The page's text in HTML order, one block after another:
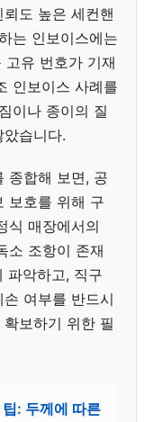
도 높은 세컨핸
는 인보이스에는
유 번호가 기재
인보이스 사례를
이나 종이의 질
습니다.
종합해 보면, 공
보호를 위해 구
식 매장에서의
소 조항이 존재
파악하고, 직구
여부를 반드시
보하기 위한 필
: 두께에 따른